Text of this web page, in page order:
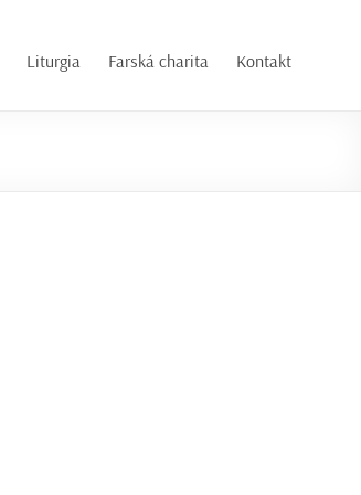
Liturgia Farská charita Kontakt